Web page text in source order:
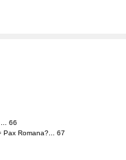
66
Pax Romana?... 67